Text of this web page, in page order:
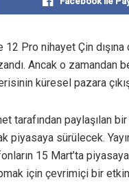
12 Pro nihayet Çin dışına
Ancak o zamandan
küresel pazara
tarafından paylaşılan
piyasaya sürülecek.
15 Mart’ta
için çevrimiçi bir